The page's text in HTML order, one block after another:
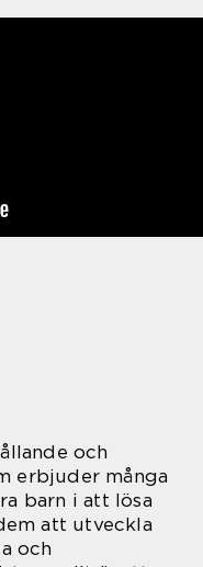
och
erbjuder många
barn i att lösa
att utveckla
och